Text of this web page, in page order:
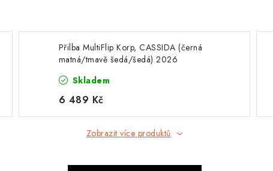
Přilba MultiFlip Korp, CASSIDA (černá
matná/tmavě šedá/šedá) 2026
Skladem
6 489 Kč
Zobrazit více produktů